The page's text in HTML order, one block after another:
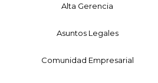
Alta Gerencia
Asuntos Legales
Comunidad Empresarial